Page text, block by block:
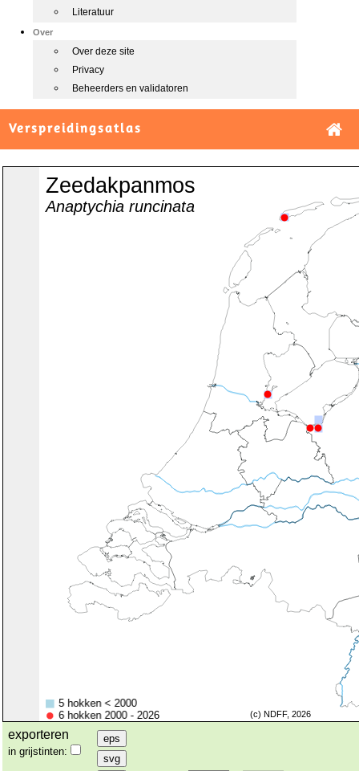
Literatuur
Over
Over deze site
Privacy
Beheerders en validatoren
Verspreidingsatlas